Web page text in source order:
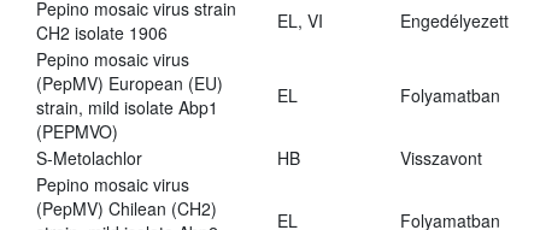
Pepino mosaic virus strain
CH2 isolate 1906
EL, VI
Engedélyezett
Pepino mosaic virus
(PepMV) European (EU)
strain, mild isolate Abp1
(PEPMVO)
EL Folyamatban
S-Metolachlor HB
Visszavont
Pepino mosaic virus
(PepMV) Chilean (CH2)
EL Folyamatban